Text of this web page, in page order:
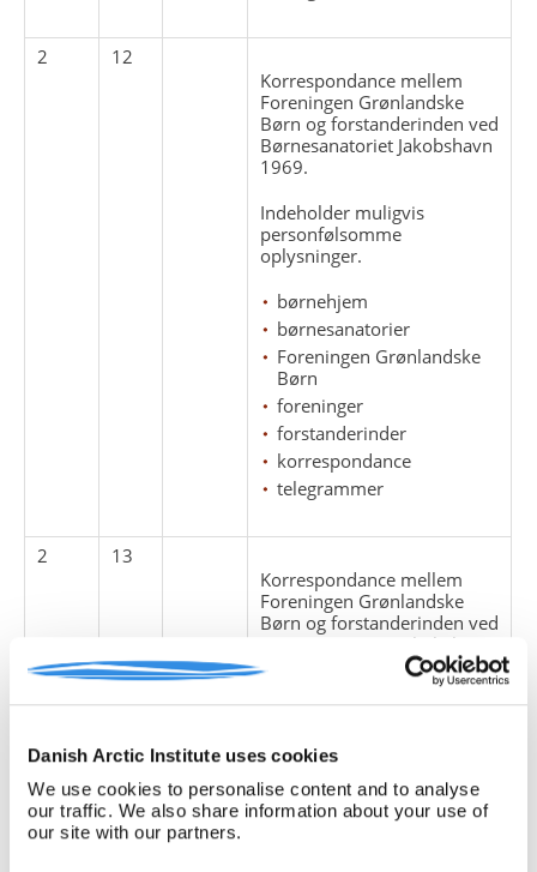
Danish Arctic Institute uses cookies
We use cookies to personalise content and to analyse
our traffic. We also share information about your use of
our site with our partners.
2
12
Korrespondance mellem
Foreningen Grønlandske
Børn og forstanderinden ved
Børnesanatoriet Jakobshavn
1969.
Indeholder muligvis
personfølsomme
oplysninger.
børnehjem
børnesanatorier
Foreningen Grønlandske
Børn
foreninger
forstanderinder
korrespondance
telegrammer
2
13
Korrespondance mellem
Foreningen Grønlandske
Børn og forstanderinden ved
Børnesanatoriet Jakobshavn
1970.
Indeholder muligvis
oplysninger.
børnehjem
børnesanatorier